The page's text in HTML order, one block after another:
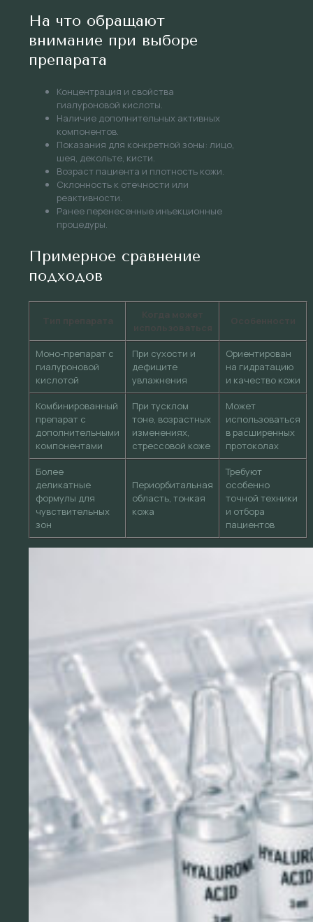
На что обращают
внимание при выборе
препарата
Концентрация и свойства
гиалуроновой кислоты.
Наличие дополнительных активных
компонентов.
Показания для конкретной зоны: лицо,
шея, декольте, кисти.
Возраст пациента и плотность кожи.
Склонность к отечности или
реактивности.
Ранее перенесенные инъекционные
процедуры.
Примерное сравнение
подходов
Когда может
Моно-препарат с
гиалуроновой
кислотой
При сухости и
дефиците
увлажнения
Ориентирован
на гидратацию
и качество кожи
Комбинированный
препарат с
дополнительными
компонентами
При тусклом
тоне, возрастных
изменениях,
стрессовой коже
Может
использоваться
в расширенных
протоколах
Более
деликатные
формулы для
чувствительных
зон
Периорбитальная
область, тонкая
кожа
Требуют
особенно
точной техники
и отбора
пациентов